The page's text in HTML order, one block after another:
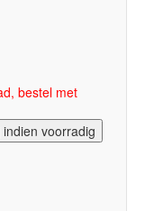
bestel met
voorradig